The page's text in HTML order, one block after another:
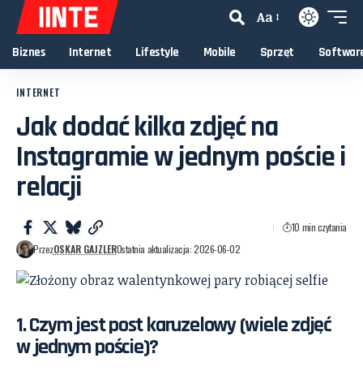
Zmiana
rozmiaru
czcionki
Aa
Biznes Internet Lifestyle Mobile Sprzęt
INTERNET
Jak dodać kilka zdjęć na
Instagramie w jednym poście i
relacji
PrzezOSKAR GAJZLEROstatnia aktualizacja: 2026-06-02
10 min czytania
1. Czym jest post karuzelowy (wiele zdjęć
w jednym poście)?